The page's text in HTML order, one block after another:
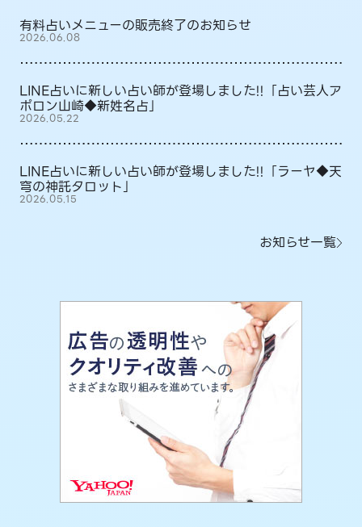
有料占いメニューの販売終了のお知らせ
2026.06.08
LINE占いに新しい占い師が登場しました!!「占い芸人ア
ポロン山崎◆新姓名占」
2026.05.22
LINE占いに新しい占い師が登場しました!!「ラーヤ◆天
穹の神託タロット」
2026.05.15
お知らせ一覧